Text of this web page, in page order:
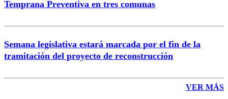
Temprana Preventiva en tres comunas
Semana legislativa estará marcada por el fin de la
tramitación del proyecto de reconstrucción
VER MÁS